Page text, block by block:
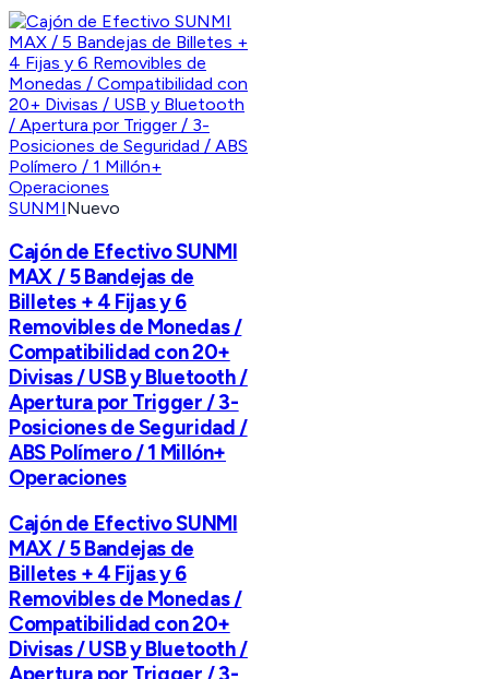
SUNMINuevo
Cajón de Efectivo SUNMI
MAX / 5 Bandejas de
Billetes + 4 Fijas y 6
Removibles de Monedas /
Compatibilidad con 20+
Divisas / USB y Bluetooth /
Apertura por Trigger / 3-
Posiciones de Seguridad /
ABS Polímero / 1 Millón+
Operaciones
Cajón de Efectivo SUNMI
MAX / 5 Bandejas de
Billetes + 4 Fijas y 6
Removibles de Monedas /
Compatibilidad con 20+
Divisas / USB y Bluetooth /
Apertura por Trigger / 3-